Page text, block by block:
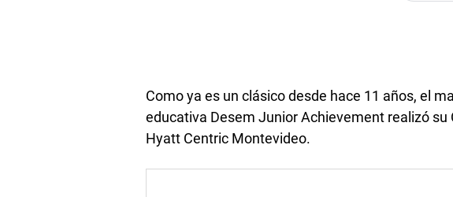
Como ya es un clásico desde hace 11 años, el
educativa Desem Junior Achievement realizó su
Hyatt Centric Montevideo.